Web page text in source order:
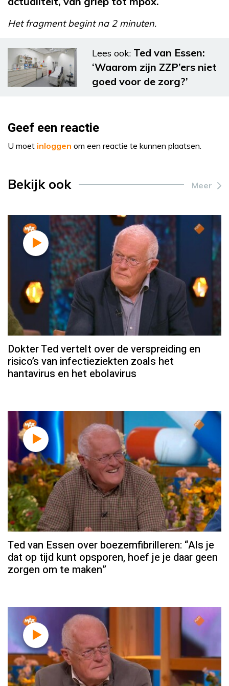
Het fragment begint na 2 minuten.
Lees ook: Ted van Essen:
‘Waarom zijn ZZP’ers niet
goed voor de zorg?’
Geef een reactie
U moet inloggen om een reactie te kunnen plaatsen.
Bekijk ook Meer
Dokter Ted vertelt over de verspreiding en
risico’s van infectieziekten zoals het
hantavirus en het ebolavirus
Ted van Essen over boezemfibrilleren: “Als je
dat op tijd kunt opsporen, hoef je je daar geen
zorgen om te maken”